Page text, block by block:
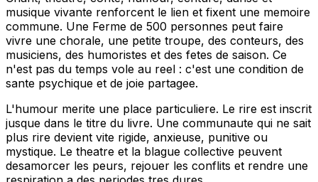
musique vivante renforcent le lien et fixent une memoire
commune. Une Ferme de 500 personnes peut faire
vivre une chorale, une petite troupe, des conteurs, des
musiciens, des humoristes et des fetes de saison. Ce
n'est pas du temps vole au reel : c'est une condition de
sante psychique et de joie partagee.
L'humour merite une place particuliere. Le rire est inscrit
jusque dans le titre du livre. Une communaute qui ne sait
plus rire devient vite rigide, anxieuse, punitive ou
mystique. Le theatre et la blague collective peuvent
desamorcer les peurs, rejouer les conflits et rendre une